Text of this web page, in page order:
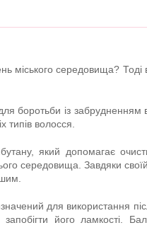
міського середовища?
боротьби із забрудненням
типів волосся.
який допомагає
середовища. Завдяки
для використання
його ламкості.